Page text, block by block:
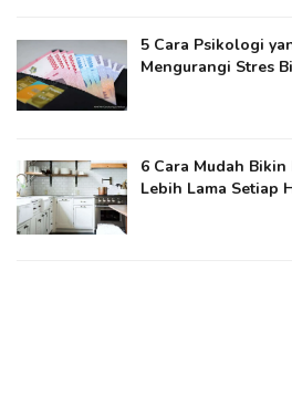
5 Cara Psikologi
Mengurangi Stres
6 Cara Mudah
Lebih Lama Setiap